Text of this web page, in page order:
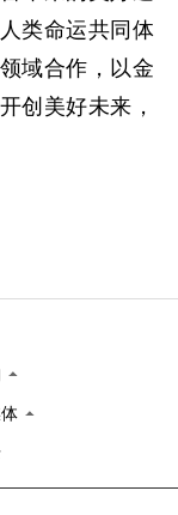
类命运共同体
域合作，以金
创美好未来，